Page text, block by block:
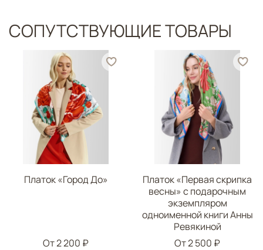
СОПУТСТВУЮЩИЕ ТОВАРЫ
Платок «Город До»
От2 200 ₽
Платок «Первая скрипка
весны» с подарочным
экземпляром
одноименной книги Анны
Ревякиной
От2 500 ₽